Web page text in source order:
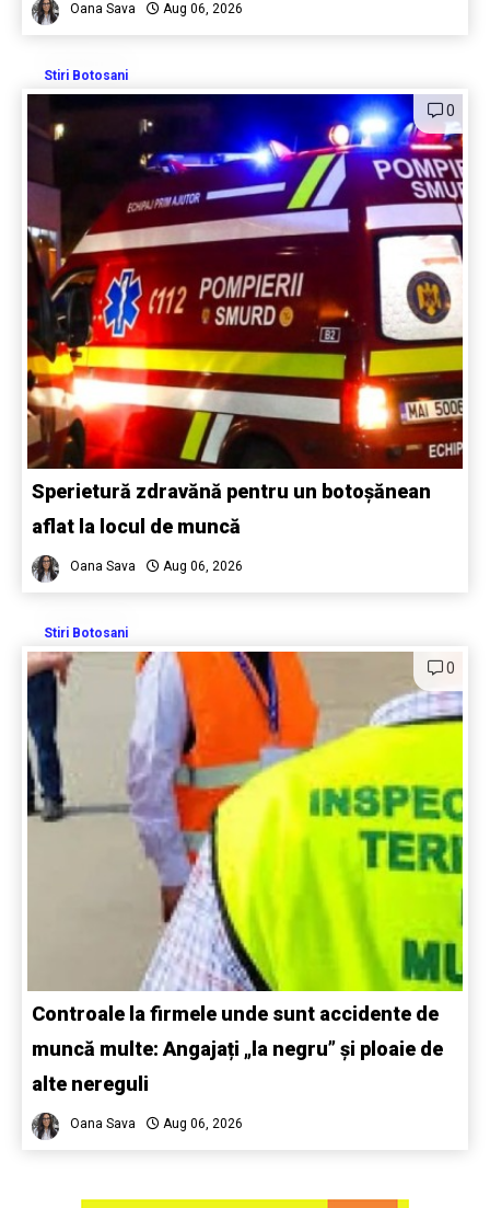
Oana Sava Aug 06, 2026
Stiri Botosani
0
Sperietură zdravănă pentru un botoșănean
aflat la locul de muncă
Oana Sava Aug 06, 2026
Stiri Botosani
0
Controale la firmele unde sunt accidente de
muncă multe: Angajați „la negru” și ploaie de
alte nereguli
Oana Sava Aug 06, 2026